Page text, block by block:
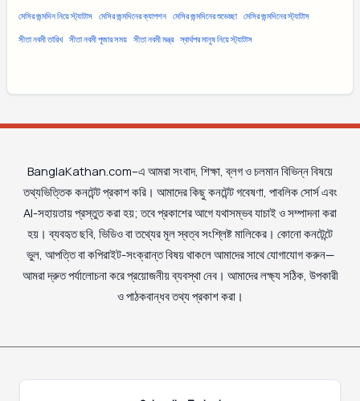
মেসির জন্মদিন নিয়ে স্ট্যাটাস মেসির জন্মদিনের ক্যাপশন মেসির জন্মদিনের শুভেচ্ছা মেসির জন্মদিনের স্ট্যাটাস
সীতা নবমী তারিখ সীতা নবমী পূজার সময় সীতা নবমী মন্ত্র স্বার্থপর মানুষ নিয়ে স্ট্যাটাস
BanglaKathan.com–এ আমরা সংবাদ, শিক্ষা, ব্লগ ও চলমান বিভিন্ন বিষয়ে
তথ্যভিত্তিক কনটেন্ট প্রকাশ করি। আমাদের কিছু কনটেন্ট গবেষণা, পাবলিক সোর্স এবং
AI-সহায়তায় প্রস্তুত করা হয়; তবে প্রকাশের আগে যথাসম্ভব যাচাই ও সম্পাদনা করা
হয়। ব্যবহৃত ছবি, ভিডিও বা তথ্যের মূল স্বত্ব সংশ্লিষ্ট মালিকের। কোনো কনটেন্টে
ভুল, আপত্তি বা কপিরাইট-সংক্রান্ত বিষয় থাকলে আমাদের সাথে যোগাযোগ করুন—
আমরা দ্রুত পর্যালোচনা করে প্রয়োজনীয় ব্যবস্থা নেব। আমাদের লক্ষ্য সঠিক, উপকারী
ও পাঠকবান্ধব তথ্য প্রকাশ করা।